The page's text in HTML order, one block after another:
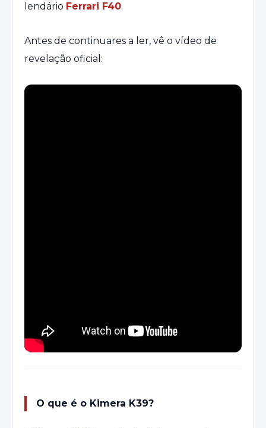
lendário Ferrari F40.
Antes de continuares a ler, vê o vídeo de
revelação oficial:
O que é o Kimera K39?